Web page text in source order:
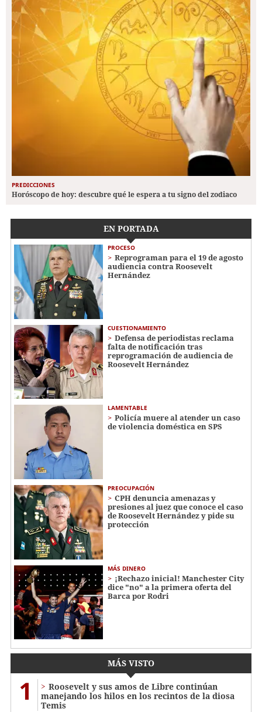
PREDICCIONES
Horóscopo de hoy: descubre qué le espera a tu signo del zodiaco
EN PORTADA
PROCESO
Reprograman para el 19 de agosto
audiencia contra Roosevelt
Hernández
CUESTIONAMIENTO
Defensa de periodistas reclama
falta de notificación tras
reprogramación de audiencia de
Roosevelt Hernández
LAMENTABLE
Policía muere al atender un caso
de violencia doméstica en SPS
PREOCUPACIÓN
CPH denuncia amenazas y
presiones al juez que conoce el caso
de Roosevelt Hernández y pide su
protección
MÁS DINERO
¡Rechazo inicial! Manchester City
dice "no" a la primera oferta del
Barca por Rodri
MÁS VISTO
1
Roosevelt y sus amos de Libre continúan
manejando los hilos en los recintos de la diosa
Temis